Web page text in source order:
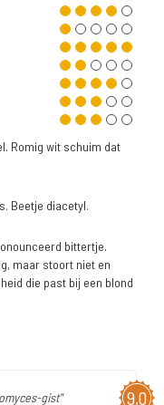
Romig wit schuim dat
Beetje diacetyl.
bittertje.
maar stoort niet en
die past bij een blond
9,0
gist"